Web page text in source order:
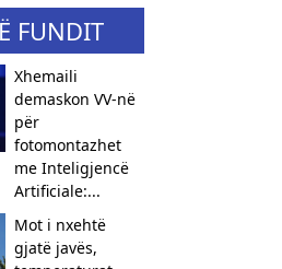
FUNDIT
Xhemaili
demaskon VV-në
për
fotomontazhet
me Inteligjencë
Artificiale:...
Mot i nxehtë
gjatë javës,